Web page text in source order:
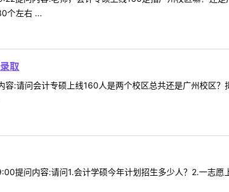
个左右 ...
取
:请问会计专硕上线160人是两个校区总共还是广州校区？
问内容:请问1.会计学硕今年计划招生多少人？2.一志愿